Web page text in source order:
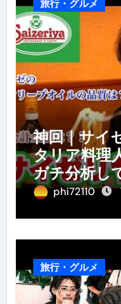
旅行・グルメ
神回｜サイ
タリア料理
ガチ分析し
phi72110
旅行・グルメ